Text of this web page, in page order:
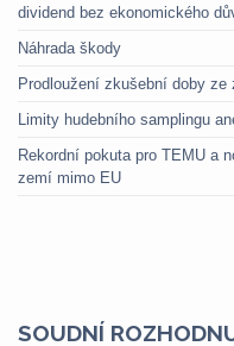
dividend bez ekonomického
Náhrada škody
Prodloužení zkušební doby ze
Limity hudebního samplingu
Rekordní pokuta pro TEMU a
zemí mimo EU
SOUDNÍ